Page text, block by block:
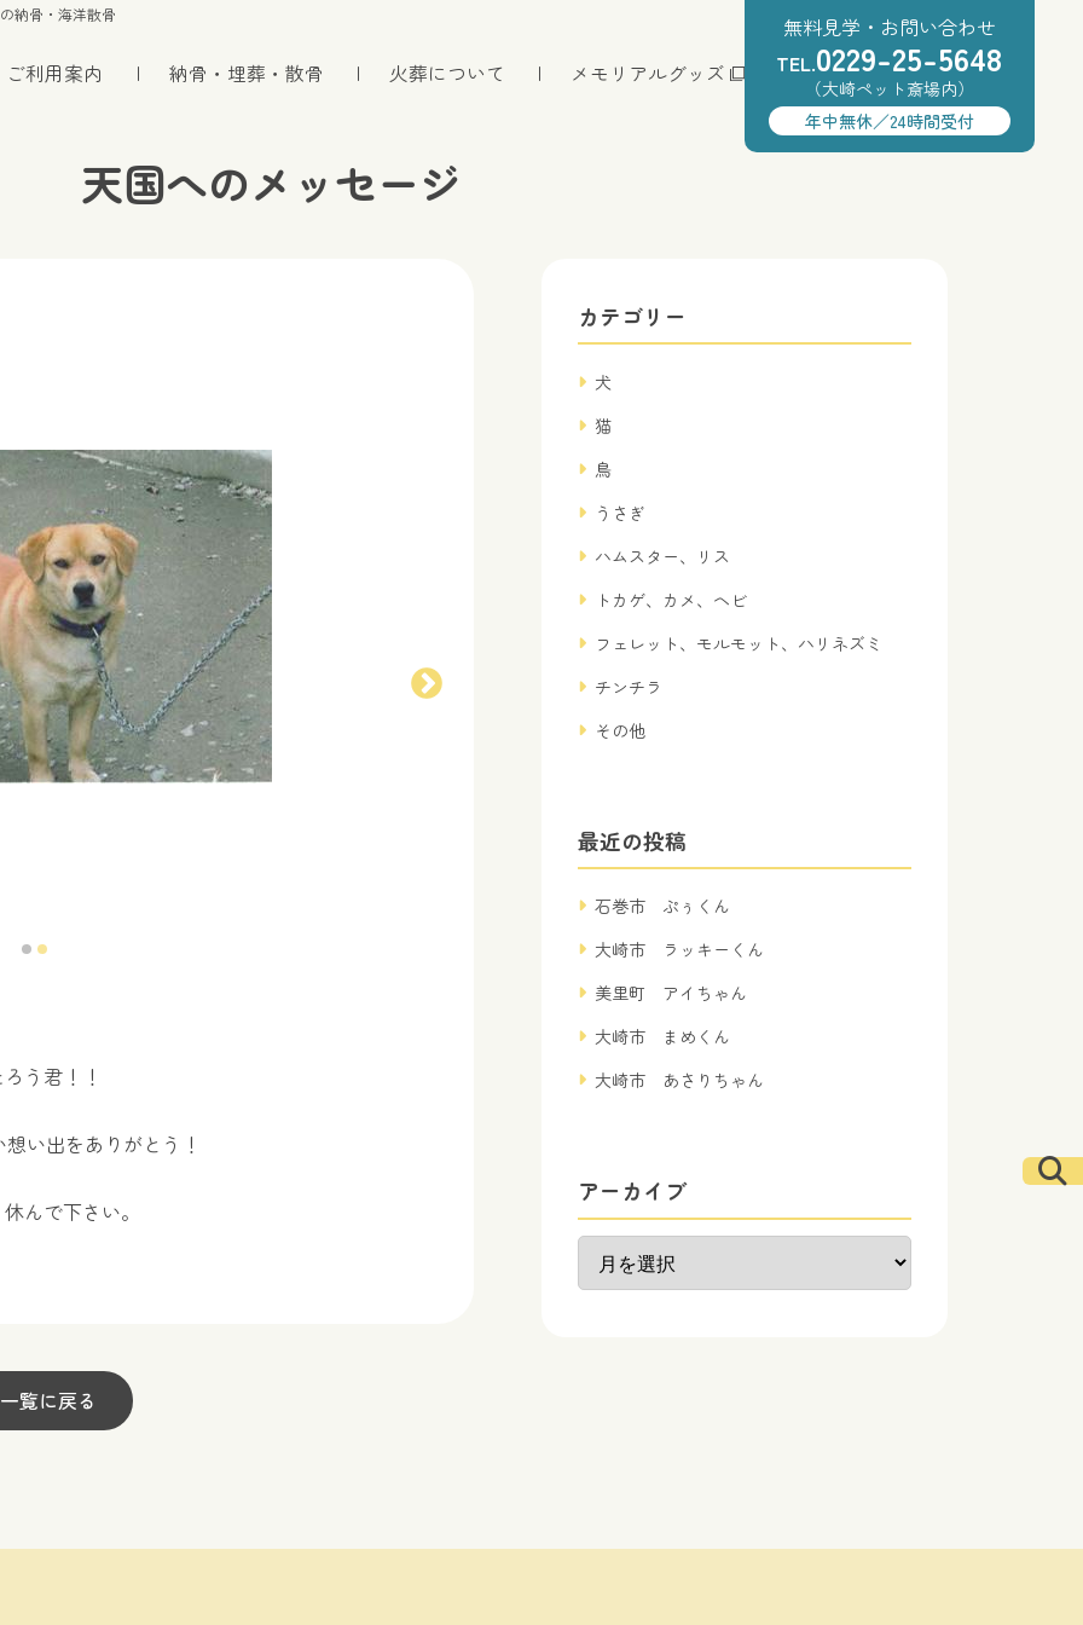
納骨・海洋散骨
ご利用案内 納骨・埋葬・散骨 火葬について メモリアルグッズ
無料見学・お問い合わせ
TEL.0229-25-5648
（大崎ペット斎場内）
年中無休／24時間受付
天国へのメッセージ
う君！！
想い出をありがとう！
んで下さい。
一覧に戻る
カテゴリー
犬
猫
鳥
うさぎ
ハムスター、リス
トカゲ、カメ、ヘビ
フェレット、モルモット、ハリネズミ
チンチラ
その他
最近の投稿
石巻市 ぷぅくん
大崎市 ラッキーくん
美里町 アイちゃん
大崎市 まめくん
大崎市 あさりちゃん
アーカイブ
ー